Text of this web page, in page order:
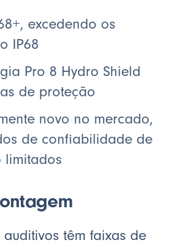
excedendo os
IP68
Pro 8 Hydro Shield
de proteção
novo no mercado,
de confiabilidade de
limitados
têm faixas de